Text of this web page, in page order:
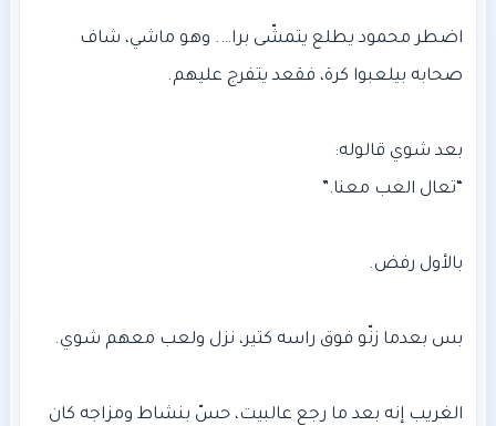
اضطر محمود يطلع يتمشّى برا…. وهو ماشي، شاف
الغريب إنه بعد ما رجع عالبيت، حسّ بنشاط ومزاجه كان